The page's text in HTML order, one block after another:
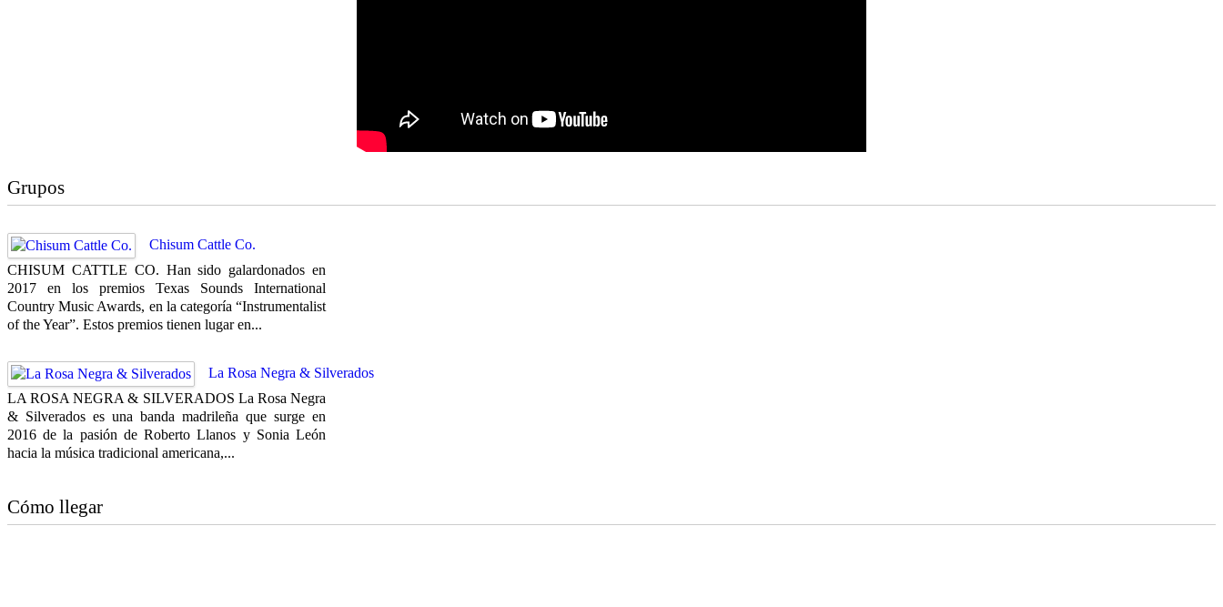
Grupos
Chisum Cattle Co.
CHISUM CATTLE CO. Han sido galardonados en
2017 en los premios Texas Sounds International
Country Music Awards, en la categoría “Instrumentalist
of the Year”. Estos premios tienen lugar en...
La Rosa Negra & Silverados
LA ROSA NEGRA & SILVERADOS La Rosa Negra
& Silverados es una banda madrileña que surge en
2016 de la pasión de Roberto Llanos y Sonia León
hacia la música tradicional americana,...
Cómo llegar